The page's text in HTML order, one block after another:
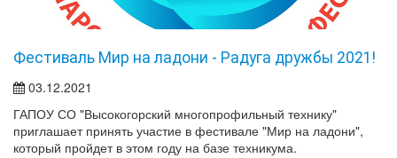
Фестиваль Мир на ладони - Радуга дружбы 2021!
03.12.2021
ГАПОУ СО "Высокогорский многопрофильный технику"
приглашает принять участие в фестивале "Мир на ладони",
который пройдет в этом году на базе техникума.